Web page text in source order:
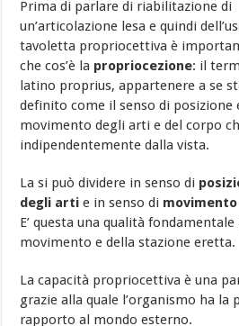
Prima di parlare di riabilitazione di
un’articolazione lesa e quindi
tavoletta propriocettiva è
che cos’è la propriocezione: il
latino proprius, appartenere a se
definito come il senso di posizione
movimento degli arti e del corpo
indipendentemente dalla vista.
La si può dividere in senso di
degli arti e in senso di
E’ questa una qualità
movimento e della stazione eretta.
La capacità propriocettiva è una
grazie alla quale l’organismo ha la
rapporto al mondo esterno.